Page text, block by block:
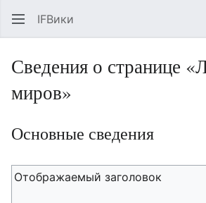
IFВики
Сведения о странице
миров»
Основные сведения
Отображаемый заголовок